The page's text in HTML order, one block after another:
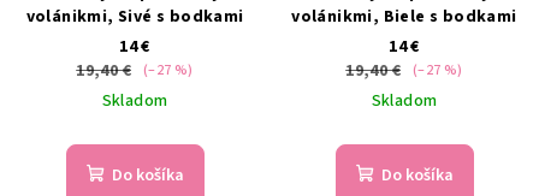
volánikmi, Sivé s bodkami
14 €
19,40 € (–27 %)
Skladom
Do košíka
volánikmi, Biele s bodkami
14 €
19,40 € (–27 %)
Skladom
Do košíka